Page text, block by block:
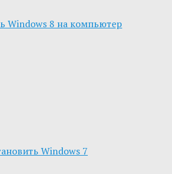
Windows 8 на компьютер
Windows 7